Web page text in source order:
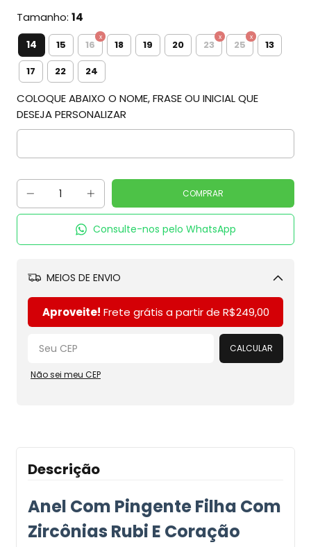
Tamanho: 14
14 15 16 18 19 20 23 25
13
17
22 24
COLOQUE ABAIXO O NOME, FRASE OU INICIAL QUE
DESEJA PERSONALIZAR
Consulte-nos pelo WhatsApp
MEIOS DE ENVIO
Aproveite! Frete grátis a partir de R$249,00
CALCULAR
Não sei meu CEP
Descrição
Anel Com Pingente Filha Com
Zircônias Rubi E Coração